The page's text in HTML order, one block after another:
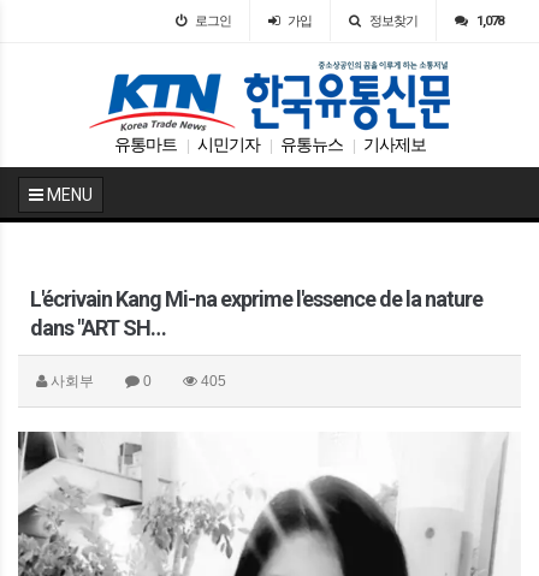
로그인 가입 정보찾기 1,078
유통마트 시민기자 유통뉴스 기사제보
MENU
L'écrivain Kang Mi-na exprime l'essence de la nature
dans "ART SH…
사회부 0 405